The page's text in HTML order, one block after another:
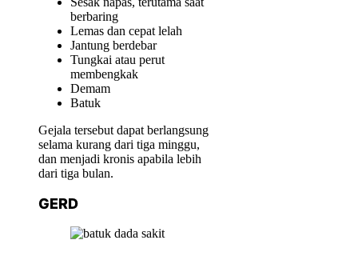
berbaring
Lemas dan cepat lelah
Jantung berdebar
Tungkai atau perut
membengkak
Demam
Batuk
Gejala tersebut dapat berlangsung
selama kurang dari tiga minggu,
dan menjadi kronis apabila lebih
dari tiga bulan.
GERD